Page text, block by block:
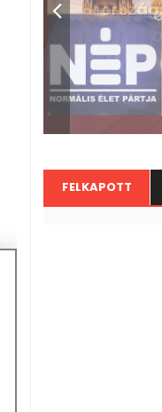
FELKAPOTT